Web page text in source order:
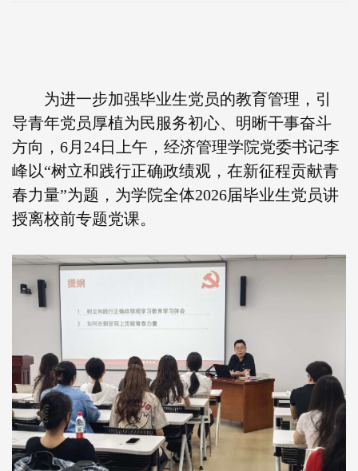
为进一步加强毕业生党员的教育管理，引
导青年党员厚植为民服务初心、明晰干事奋斗
方向，6月24日上午，经济管理学院党委书记李
峰以“树立和践行正确政绩观，在新征程贡献青
春力量”为题，为学院全体2026届毕业生党员讲
授离校前专题党课。